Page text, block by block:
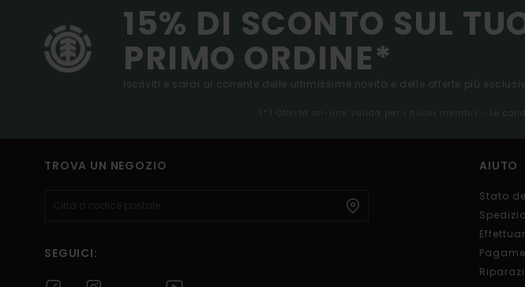
15% DI SCONTO SUL
PRIMO ORDINE*
Iscriviti e sarai al corrente delle ultimissime novità e delle offerte più
(*) Offerta on-line valida per i nuovi membri - Le
TROVA UN NEGOZIO
SEGUICI:
AIUTO
Stato